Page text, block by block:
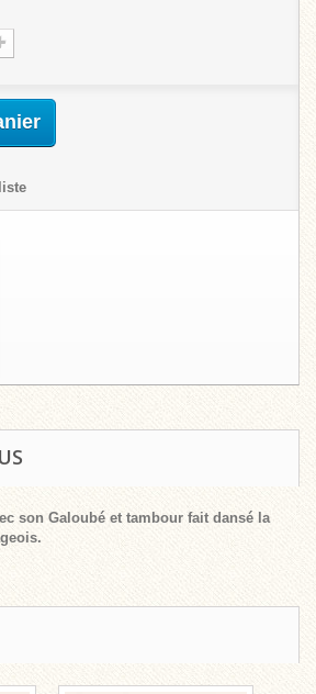
son Galoubé et tambour fait dansé la